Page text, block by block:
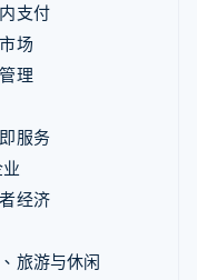
支付
场
理
服务
经济
旅游与休闲